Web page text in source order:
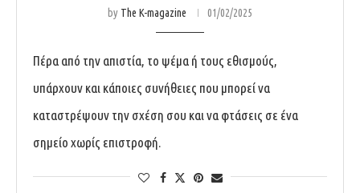
by The K-magazine 01/02/2025
Πέρα από την απιστία, το ψέμα ή τους εθισμούς,
υπάρχουν και κάποιες συνήθειες που μπορεί να
καταστρέψουν την σχέση σου και να φτάσεις σε ένα
σημείο χωρίς επιστροφή.